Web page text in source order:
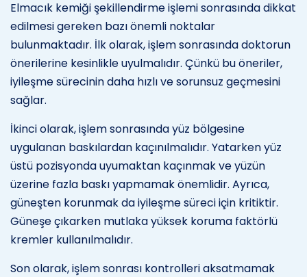
Elmacık kemiği şekillendirme işlemi sonrasında dikkat
edilmesi gereken bazı önemli noktalar
bulunmaktadır. İlk olarak, işlem sonrasında doktorun
önerilerine kesinlikle uyulmalıdır. Çünkü bu öneriler,
iyileşme sürecinin daha hızlı ve sorunsuz geçmesini
sağlar.
İkinci olarak, işlem sonrasında yüz bölgesine
uygulanan baskılardan kaçınılmalıdır. Yatarken yüz
üstü pozisyonda uyumaktan kaçınmak ve yüzün
üzerine fazla baskı yapmamak önemlidir. Ayrıca,
güneşten korunmak da iyileşme süreci için kritiktir.
Güneşe çıkarken mutlaka yüksek koruma faktörlü
kremler kullanılmalıdır.
Son olarak, işlem sonrası kontrolleri aksatmamak